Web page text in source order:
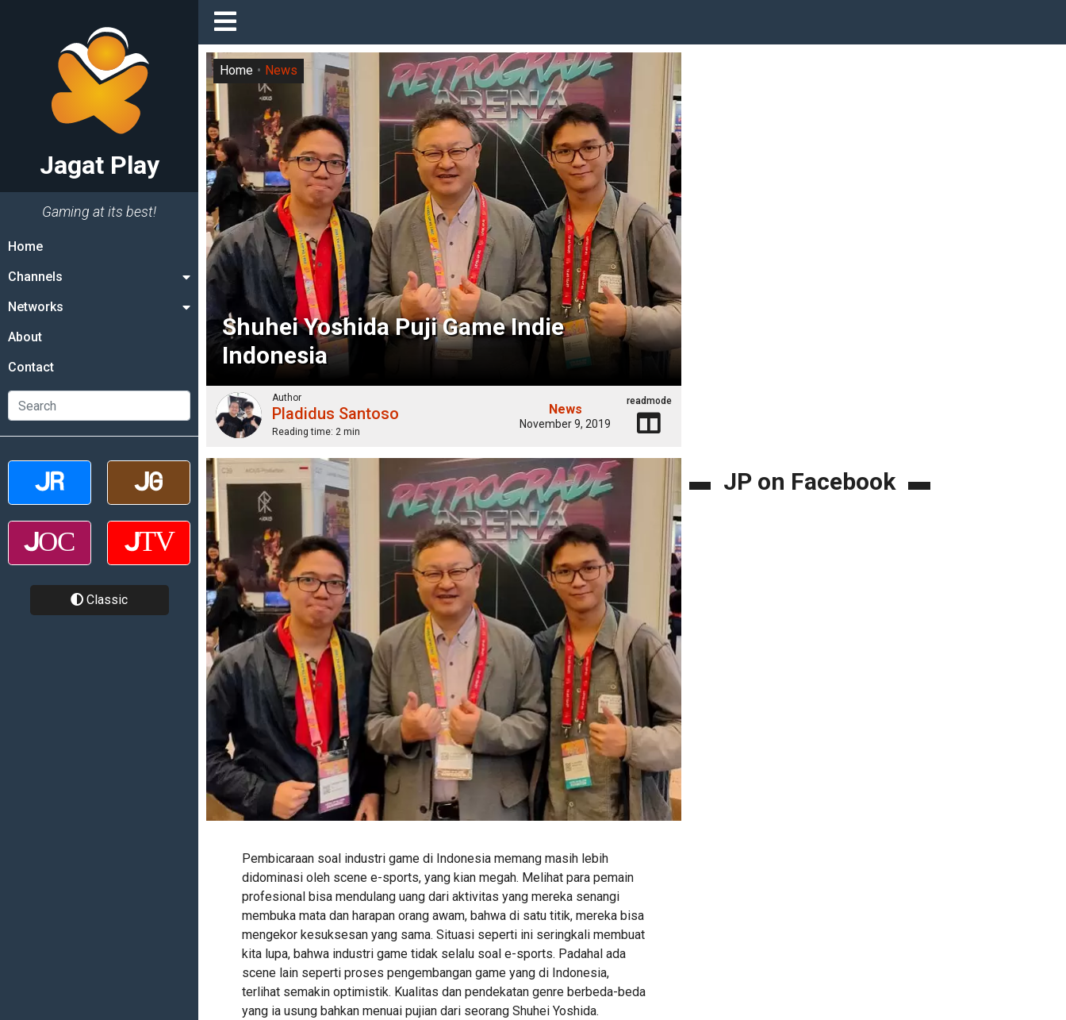
Jagat Play
Gaming at its best!
Home
Channels
Networks
About
Contact
Classic
Shuhei Yoshida Puji Game Indie
Indonesia
Home News
Author
Pladidus Santoso
Reading time: 2 min
News
November 9, 2019
readmode
Pembicaraan soal industri game di Indonesia memang masih lebih
didominasi oleh scene e-sports, yang kian megah. Melihat para pemain
profesional bisa mendulang uang dari aktivitas yang mereka senangi
membuka mata dan harapan orang awam, bahwa di satu titik, mereka bisa
mengekor kesuksesan yang sama. Situasi seperti ini seringkali membuat
kita lupa, bahwa industri game tidak selalu soal e-sports. Padahal ada
scene lain seperti proses pengembangan game yang di Indonesia,
terlihat semakin optimistik. Kualitas dan pendekatan genre berbeda-beda
yang ia usung bahkan menuai pujian dari seorang Shuhei Yoshida.
JP on Facebook